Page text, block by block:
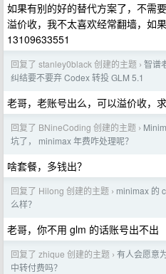
如果有别的好的替代方案了，不需
溢价收，我不太喜欢经常翻墙，如
13109633551
回复了 stanley0black 创建的主题 › 智谱
纠结要不要弃 Codex 转投 GLM 5.1
老哥，老账号出么，可以溢价收，
回复了 BNineCoding 创建的主题 ›
坑了， minimax 年费咋处理呢？
啥套餐，多钱出？
回复了 Hilong 创建的主题 › minimax 的
么样？
老哥，你不用 glm 的话账号出不出
回复了 zhique 创建的主题 › 有人会愿意
中转付费吗？